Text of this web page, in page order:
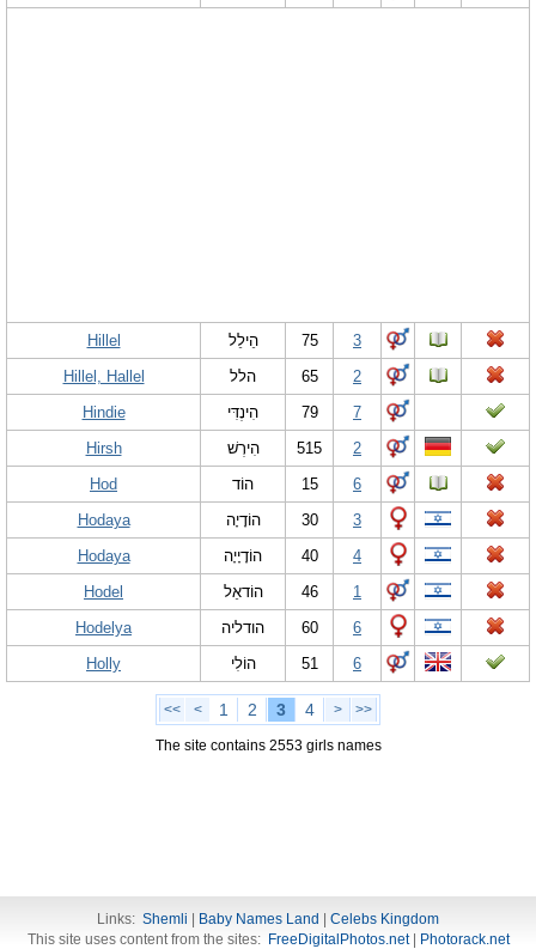
Hillel הֵילֵל 75
3
Hillel, Hallel
הלל 65
2
Hindie
הִינְדִּי 79
7
Hirsh
הִירְשׁ 515
2
Hod
הוֹד 15
6
Hodaya
הוֹדָיָה 30
3
Hodaya
הוֹדָיָיָה 40
4
Hodel
הוֹדאֵל 46
1
Hodelya
הודליה 60
6
Holly
הוֹלִי 51 6
<< < 1 2 3 4 > >>
The site contains 2553 girls names
Links: Shemli Baby Names Land
Celebs Kingdom
This site uses content from the sites: FreeDigitalPhotos.net| Photorack.net